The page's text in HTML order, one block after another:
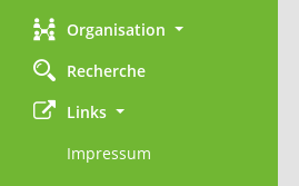
Organisation
Recherche
Links
Impressum